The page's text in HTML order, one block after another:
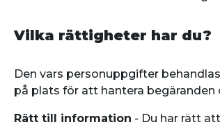
Vilka rättigheter har du?
Den vars personuppgifter
på plats för att hantera
Rätt till information - Du har rätt